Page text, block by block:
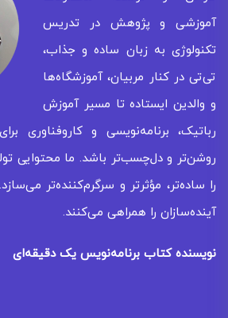
آموزشی و پژوهش در تدریس
تکنولوژی به زبان ساده و جذاب،
تی‌تی در کنار مربیان، آموزشگاه‌ها
و والدین ایستاده تا مسیر آموزش
رباتیک، برنامه‌نویسی و کاروفناوری
روشن‌تر و دل‌چسب‌تر باشد. ما محتوایی
را ساده‌تر، مؤثرتر و سرگرم‌کننده‌تر
آینده‌سازان را همراهی می‌کنند.
نویسنده کتاب برنامه‌نویس یک دقیقه‌ای